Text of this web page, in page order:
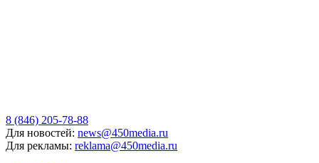
8 (846) 205-78-88
Для новостей: news@450media.ru
Для рекламы: reklama@450media.ru